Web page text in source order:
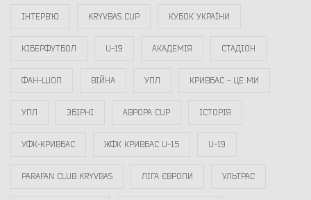
ІНТЕРВ`Ю KRYVBAS CUP КУБОК УКРАЇНИ
КІБЕРФУТБОЛ U-19 АКАДЕМІЯ СТАДІОН
ФАН-ШОП ВІЙНА УПЛ КРИВБАС - ЦЕ МИ
УПЛ ЗБІРНІ АВРОРА CUP ІСТОРІЯ
УФК-КРИВБАС ЖФК КРИВБАС U-15 U-19
PARAFAN CLUB KRYVBAS ЛІГА ЄВРОПИ УЛЬТРАС